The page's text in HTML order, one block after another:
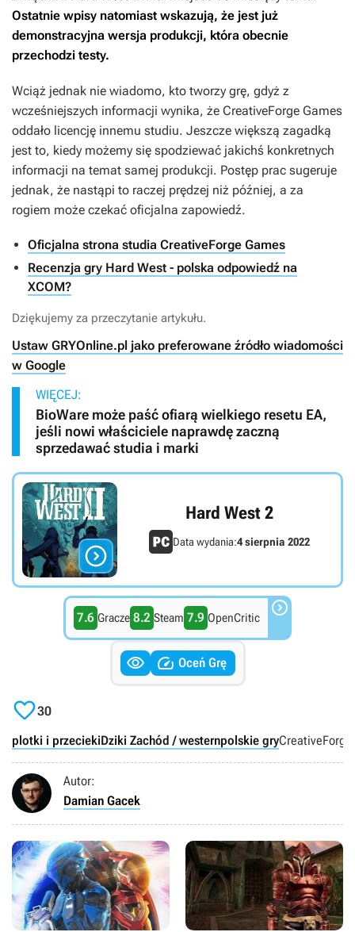
Ostatnie wpisy natomiast wskazują, że jest już
demonstracyjna wersja produkcji, która obecnie
przechodzi testy.
Wciąż jednak nie wiadomo, kto tworzy grę, gdyż z
wcześniejszych informacji wynika, że CreativeForge Games
oddało licencję innemu studiu. Jeszcze większą zagadką
jest to, kiedy możemy się spodziewać jakichś konkretnych
informacji na temat samej produkcji. Postęp prac sugeruje
jednak, że nastąpi to raczej prędzej niż później, a za
rogiem może czekać oficjalna zapowiedź.
Oficjalna strona studia CreativeForge Games
Recenzja gry Hard West - polska odpowiedź na
XCOM?
Dziękujemy za przeczytanie artykułu.
Ustaw GRYOnline.pl jako preferowane źródło wiadomości
w Google
WIĘCEJ:
BioWare może paść ofiarą wielkiego resetu EA,
jeśli nowi właściciele naprawdę zaczną
sprzedawać studia i marki

Hard West 2
Data wydania:4 sierpnia 2022
7.6 Gracze 8.2 Steam 7.9 OpenCritic 
  Oceń Grę
30
plotki i przeciekiDziki Zachód / westernpolskie gryCreativeForge
Autor:
Damian Gacek